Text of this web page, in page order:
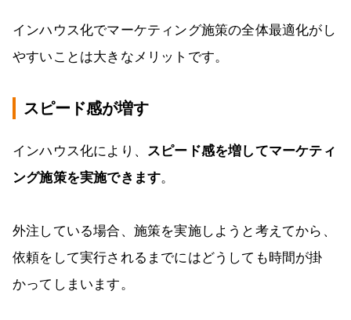
インハウス化でマーケティング施策の全体最適化がし
やすいことは大きなメリットです。
スピード感が増す
インハウス化により、
スピード感を増してマーケティ
ング施策を実施できます。
外注している場合、施策を実施しようと考えてから、
依頼をして実行されるまでにはどうしても時間が掛
かってしまいます。